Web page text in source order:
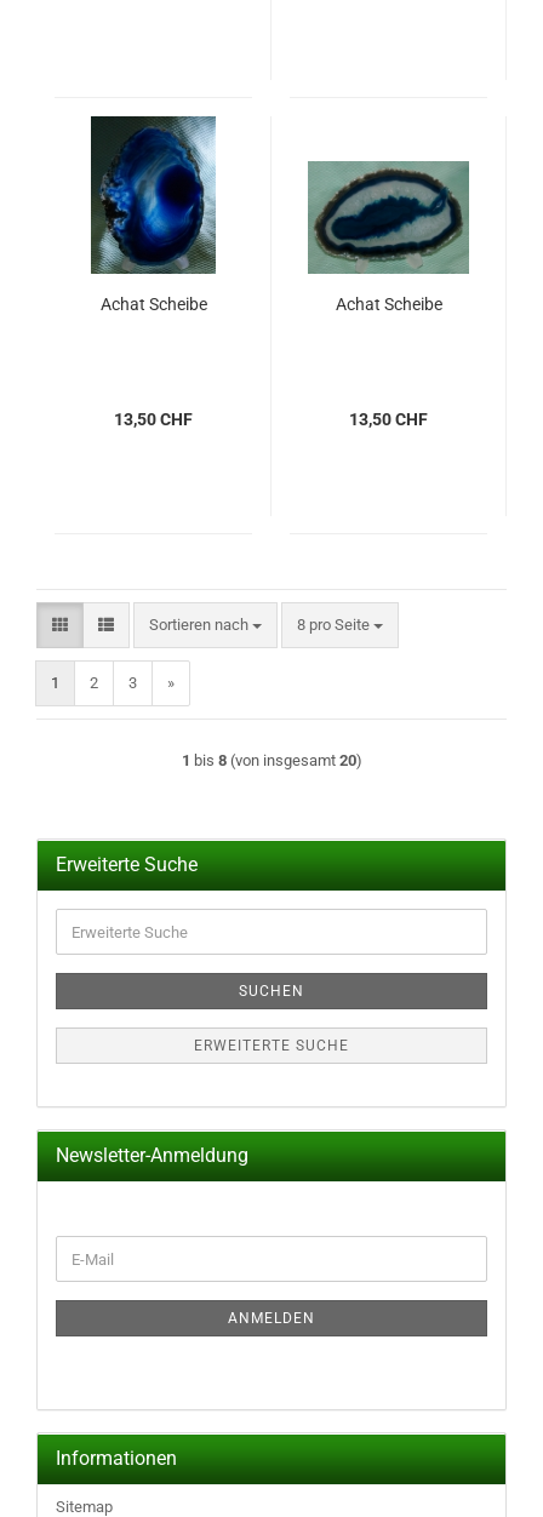
Achat Scheibe
13,50 CHF
Achat Scheibe
13,50 CHF
Sortieren nach
Sortieren nach 8 pro Seite
pro Seite
1 2 3 »
1 bis 8(von insgesamt 20)
Erweiterte Suche
Suche
SUCHEN
ERWEITERTE SUCHE
Newsletter-Anmeldung
ZUR
E-
Mail
ANMELDEN
Informationen
Sitemap